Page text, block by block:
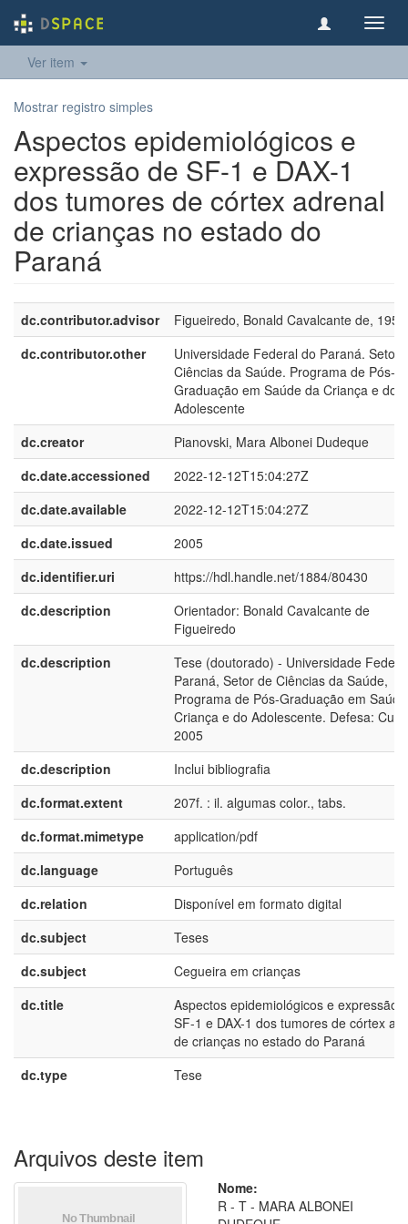
Ver item
Mostrar registro simples
Aspectos epidemiológicos e
expressão de SF-1 e DAX-1
dos tumores de córtex adrenal
de crianças no estado do
Paraná
dc.contributor.advisor
Figueiredo, Bonald Cavalcante de,
dc.contributor.other
Universidade Federal do Paraná. Setor
Ciências da Saúde. Programa de Pós-
Graduação em Saúde da Criança e do
Adolescente
dc.creator
Pianovski, Mara Albonei Dudeque
dc.date.accessioned
2022-12-12T15:04:27Z
dc.date.available
2022-12-12T15:04:27Z
dc.date.issued
2005
dc.identifier.uri
https://hdl.handle.net/1884/80430
dc.description
Orientador: Bonald Cavalcante de
Figueiredo
dc.description
Tese (doutorado) - Universidade
Paraná, Setor de Ciências da Saúde,
Programa de Pós-Graduação em
Criança e do Adolescente. Defesa:
2005
dc.description
Inclui bibliografia
dc.format.extent
207f. : il. algumas color., tabs.
dc.format.mimetype
application/pdf
dc.language
Português
dc.relation
Disponível em formato digital
dc.subject
Teses
dc.subject
Cegueira em crianças
dc.title
Aspectos epidemiológicos e expressão
SF-1 e DAX-1 dos tumores de córtex
de crianças no estado do Paraná
dc.type
Tese
Arquivos deste item
Nome:
R - T - MARA ALBONEI